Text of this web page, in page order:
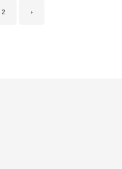
2 ›